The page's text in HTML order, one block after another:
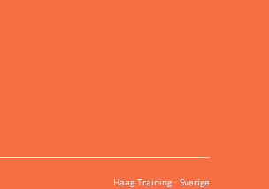
Haag Training · Sverige